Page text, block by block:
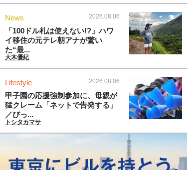
News 2026.08.06
「100ドル札は使えない!?」ハワ
イ移住の元テレ朝アナが驚い
た“最...
大木優紀
Lifestyle 2026.08.06
甲子園の応援強制参加に、母親が
猛クレーム「ネットで告発する」
／びっ...
トシタカマサ